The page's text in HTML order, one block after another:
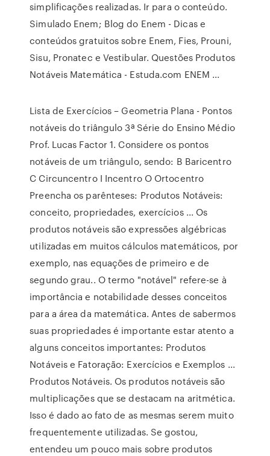
simplificações realizadas. Ir para o conteúdo.
Simulado Enem; Blog do Enem - Dicas e
conteúdos gratuitos sobre Enem, Fies, Prouni,
Sisu, Pronatec e Vestibular. Questões Produtos
Notáveis Matemática - Estuda.com ENEM ...
Lista de Exercícios – Geometria Plana - Pontos
notáveis do triângulo 3ª Série do Ensino Médio
Prof. Lucas Factor 1. Considere os pontos
notáveis de um triângulo, sendo: B Baricentro
C Circuncentro I Incentro O Ortocentro
Preencha os parênteses: Produtos Notáveis:
conceito, propriedades, exercícios ... Os
produtos notáveis são expressões algébricas
utilizadas em muitos cálculos matemáticos, por
exemplo, nas equações de primeiro e de
segundo grau.. O termo "notável" refere-se à
importância e notabilidade desses conceitos
para a área da matemática. Antes de sabermos
suas propriedades é importante estar atento a
alguns conceitos importantes: Produtos
Notáveis e Fatoração: Exercícios e Exemplos ...
Produtos Notáveis. Os produtos notáveis são
multiplicações que se destacam na aritmética.
Isso é dado ao fato de as mesmas serem muito
frequentemente utilizadas. Se gostou,
entendeu um pouco mais sobre produtos